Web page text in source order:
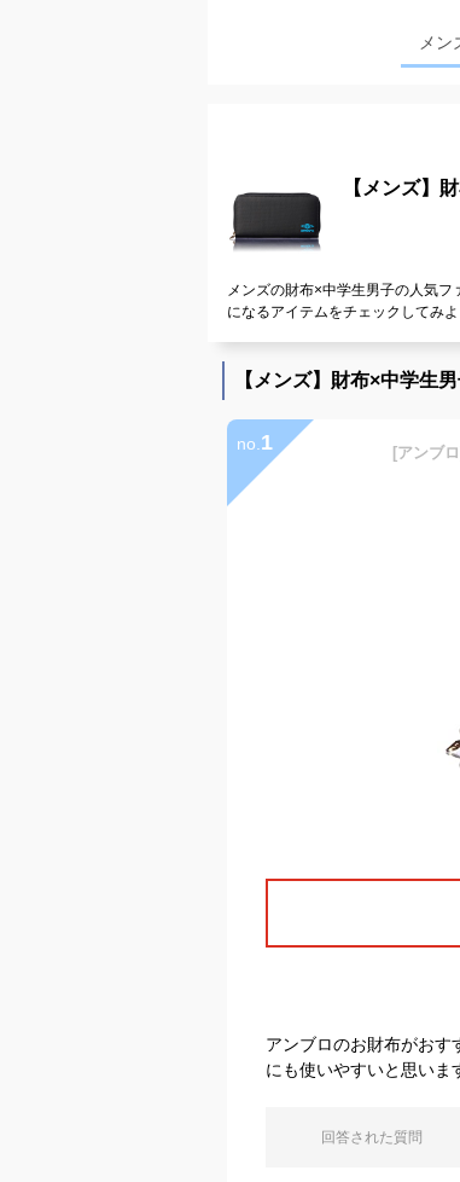
メン
【メンズ】
メンズの財布×中学生男子の人気
になるアイテムをチェックしてみよ
【メンズ】財布×中学生
no. 1 [アンブ
アンブロのお財布がおす
にも使いやすいと思いま
回答された質問